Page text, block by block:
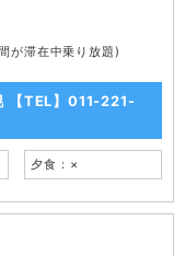
滞在中乗り放題)
【TEL】011-221-
夕食：×